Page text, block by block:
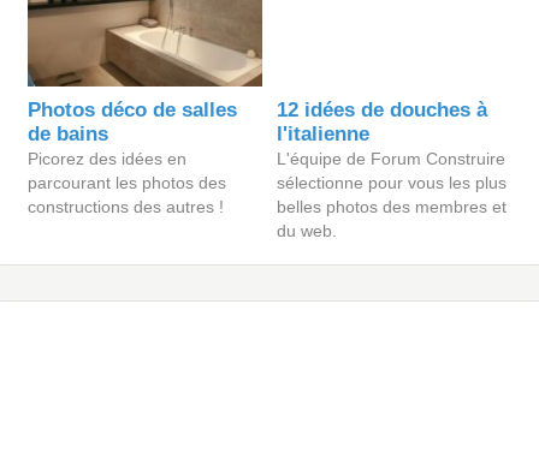
Photos déco de salles
de bains
Picorez des idées en
parcourant les photos des
constructions des autres !
12 idées de douches à
l'italienne
L'équipe de Forum Construire
sélectionne pour vous les plus
belles photos des membres et
du web.